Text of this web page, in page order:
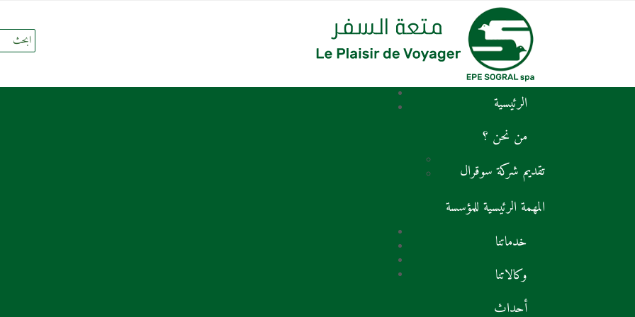
الرئيسية
من نحن ؟
تقديم شركة سوقرال
المهمة الرئيسية للمؤسسة
خدماتنا
وكالاتنا
أحداث